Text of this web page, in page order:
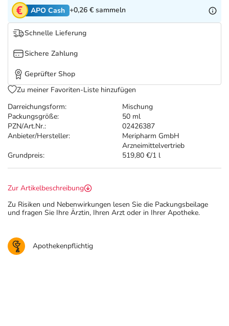
Tierapotheke
Vitamine & Mineralstoffe
Marken
Salus Deals
Darreichungsform:
Mischung
Packungsgröße:
50 ml
PZN/Art.Nr.:
02426387
Anbieter/Hersteller:
Meripharm GmbH
Arzneimittelvertrieb
Grundpreis:
519,80 €/1 l
APO Cash +0,26 € sammeln
Schnelle Lieferung
Sichere Zahlung
Geprüfter Shop
Zu meiner Favoriten-Liste hinzufügen
Zur Artikelbeschreibung
Zu Risiken und Nebenwirkungen lesen Sie die Packungsbeilage
und fragen Sie Ihre Ärztin, Ihren Arzt oder in Ihrer Apotheke.
Apothekenpflichtig